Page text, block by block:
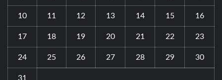
10 11 12 13 14 15 16
17 18 19 20 21 22 23
24 25 26 27 28 29 30
31